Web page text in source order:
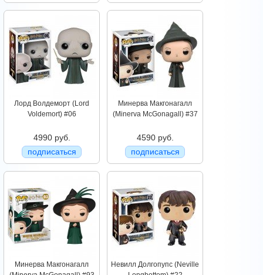
Лорд Волдеморт (Lord
Voldemort) #06
4990 руб.
подписаться
Минерва Макгонагалл
(Minerva McGonagall) #37
4590 руб.
подписаться
Минерва Макгонагалл
Невилл Долгопупс (Neville